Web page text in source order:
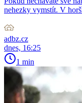
nehezky vymstít. V
adbz.cz
dnes, 16:25
1 min